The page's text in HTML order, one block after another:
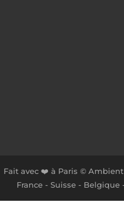
Fait avec ❤️ à Paris © Ambient
France - Suisse -